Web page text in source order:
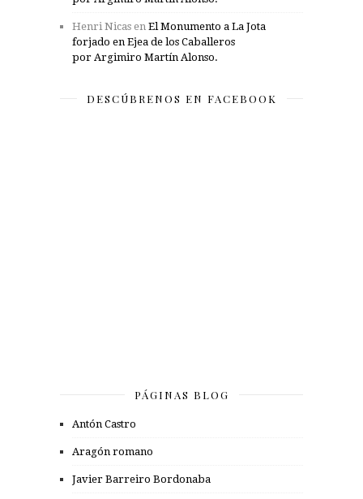
Henri Nicas en El Monumento a La Jota
forjado en Ejea de los Caballeros
por Argimiro Martín Alonso.
DESCÚBRENOS EN FACEBOOK
PÁGINAS BLOG
Antón Castro
Aragón romano
Javier Barreiro Bordonaba